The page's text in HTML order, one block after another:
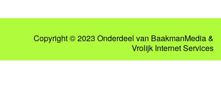
Copyright © 2023 Onderdeel van BaakmanMedia&
Vrolijk Internet Services